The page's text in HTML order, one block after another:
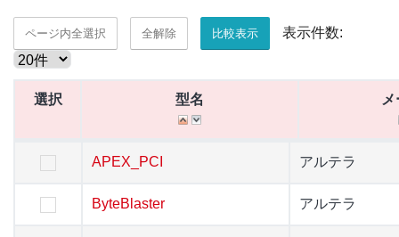
ページ内全選択 全解除 比較表示 表示件数:
選択
APEX_PCI アルテラ
ByteBlaster アルテラ
選択 型名
APEX_PCI アルテラ
ByteBlaster アルテラ